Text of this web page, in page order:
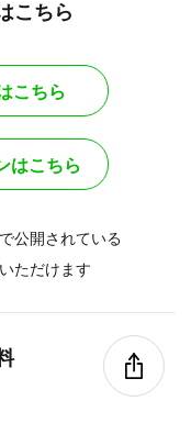
こちら
こちら
はこちら
公開されている
ただけます